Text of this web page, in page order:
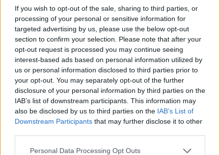
If you wish to opt-out of the sale, sharing to third parties, or
processing of your personal or sensitive information for
targeted advertising by us, please use the below opt-out
section to confirm your selection. Please note that after your
opt-out request is processed you may continue seeing
interest-based ads based on personal information utilized by
us or personal information disclosed to third parties prior to
your opt-out. You may separately opt-out of the further
disclosure of your personal information by third parties on the
IAB’s list of downstream participants. This information may
also be disclosed by us to third parties on the IAB’s List of
Downstream Participants that may further disclose it to other
Please note that this website/app uses one or more Google
Personal Data Processing Opt Outs
ενημερωθείτε πρώτοι για όλη την ειδησεογραφία και τα
τελευταία νέατης ημέρας
Πιο δημοφιλή
1 Κωνσταντίνος Αργυρός και Αλεξάνδρα
Νίκα κάνουν διακοπές με πολυτελές γιοτ
με τα δύο παιδιά τους
2έπαιζε Τσιτσάνη στο Φισκάρδο και τους
πρότεινε συνεργασία